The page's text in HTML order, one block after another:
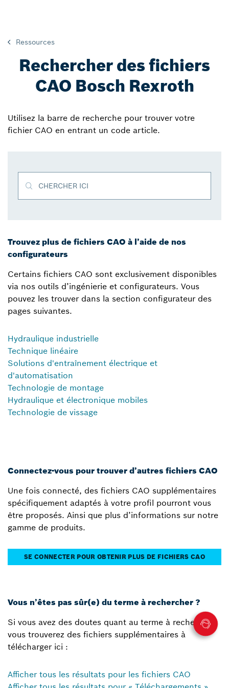
Ressources
Rechercher des fichiers
CAO Bosch Rexroth
Utilisez la barre de recherche pour trouver votre
fichier CAO en entrant un code article.
CHERCHER ICI
Trouvez plus de fichiers CAO à l’aide de nos
configurateurs
Certains fichiers CAO sont exclusivement disponibles
via nos outils d’ingénierie et configurateurs. Vous
pouvez les trouver dans la section configurateur des
pages suivantes.
Hydraulique industrielle
Technique linéaire
Solutions d'entraînement électrique et
d'automatisation
Technologie de montage
Hydraulique et électronique mobiles
Technologie de vissage
Connectez-vous pour trouver d’autres fichiers CAO
Une fois connecté, des fichiers CAO supplémentaires
spécifiquement adaptés à votre profil pourront vous
être proposés. Ainsi que plus d’informations sur notre
gamme de produits.
SE CONNECTER POUR OBTENIR PLUS DE FICHIERS CAO
Vous n’êtes pas sûr(e) du terme à rechercher ?
Si vous avez des doutes quant au terme à rechercher,
vous trouverez des fichiers supplémentaires à
télécharger ici :
Afficher tous les résultats pour les fichiers CAO